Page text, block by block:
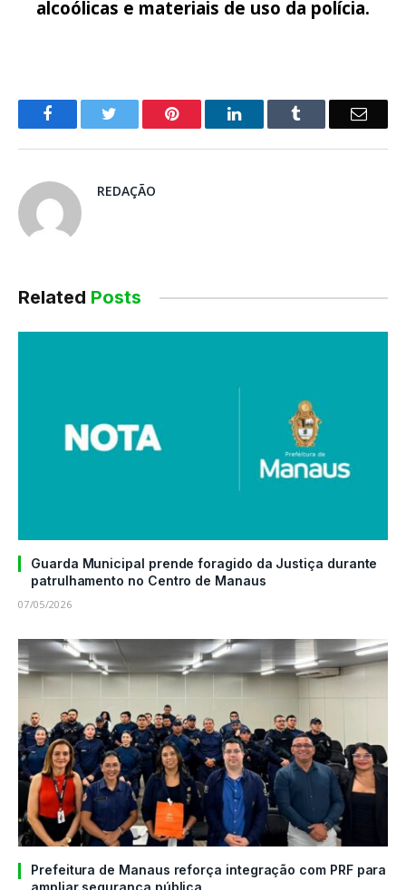
alcoólicas e materiais de uso da polícia.
o
Pinterest LinkedIn
E-
REDAÇÃO
Related Posts
Guarda Municipal prende foragido da Justiça durante
patrulhamento no Centro de Manaus
07/05/2026
Prefeitura de Manaus reforça integração com PRF para